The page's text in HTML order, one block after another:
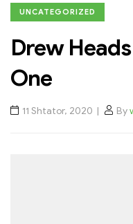
Buck
UNCATEGORIZED
Drew
One
11 Shtator, 2020 By